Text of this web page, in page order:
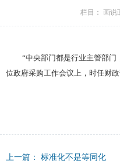
栏目： 画说
“中央部门都是行业主管部
位政府采购工作会议上，时任财
上一篇： 标准化不是等同化